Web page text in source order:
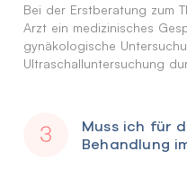
Bei der Erstberatung zum
Arzt ein medizinisches
gynäkologische
Ultraschalluntersuchung
Muss ich für
Behandlung